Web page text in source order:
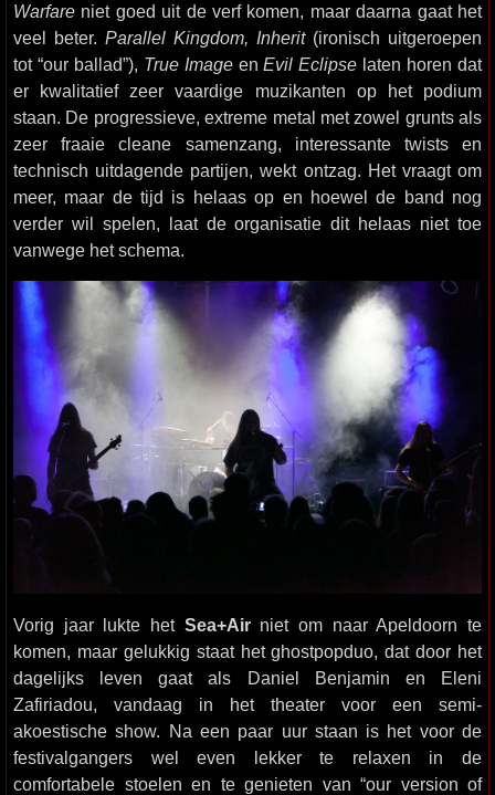
Warfare niet goed uit de verf komen, maar daarna gaat het
veel beter. Parallel Kingdom, Inherit(ironisch uitgeroepen
tot “our ballad”), True ImageenEvil Eclipse laten horen dat
er kwalitatief zeer vaardige muzikanten op het podium
staan. De progressieve, extreme metal met zowel grunts als
zeer fraaie cleane samenzang, interessante twists en
technisch uitdagende partijen, wekt ontzag. Het vraagt om
meer, maar de tijd is helaas op en hoewel de band nog
verder wil spelen, laat de organisatie dit helaas niet toe
vanwege het schema.
Vorig jaar lukte het Sea+Airniet om naar Apeldoorn te
komen, maar gelukkig staat het ghostpopduo, dat door het
dagelijks leven gaat als Daniel Benjamin en Eleni
Zafiriadou, vandaag in het theater voor een semi-
akoestische show. Na een paar uur staan is het voor de
festivalgangers wel even lekker te relaxen in de
comfortabele stoelen en te genieten van “our version of